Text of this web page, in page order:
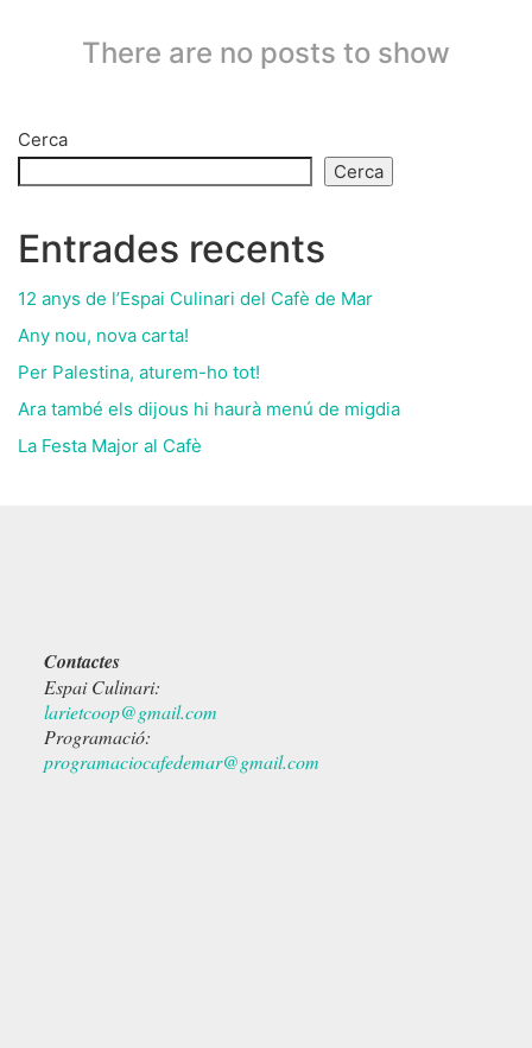
There are no posts to show
Cerca
Cerca
Entrades recents
12 anys de l’Espai Culinari del Cafè de Mar
Any nou, nova carta!
Per Palestina, aturem-ho tot!
Ara també els dijous hi haurà menú de migdia
La Festa Major al Cafè
Contactes
Espai Culinari:
larietcoop@gmail.com
Programació:
programaciocafedemar@gmail.com